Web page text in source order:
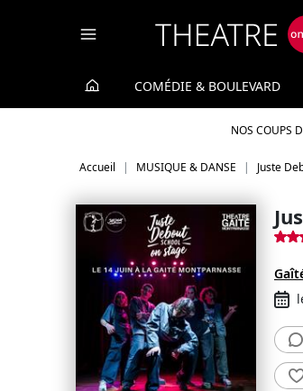
COMÉDIE & BOULEVARD
NOS COUPS
Accueil MUSIQUE & DANSE Juste